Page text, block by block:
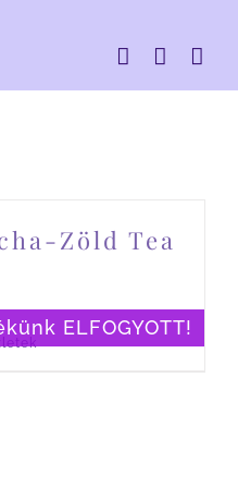
ELFOGYOTT!
Zöld Tea